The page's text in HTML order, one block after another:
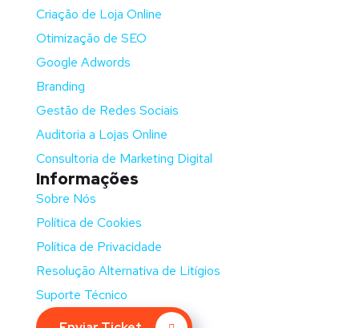
Criação de Loja Online
Otimização de SEO
Google Adwords
Branding
Gestão de Redes Sociais
Auditoria a Lojas Online
Consultoria de Marketing Digital
Informações
Sobre Nós
Política de Cookies
Política de Privacidade
Resolução Alternativa de Litígios
Suporte Técnico